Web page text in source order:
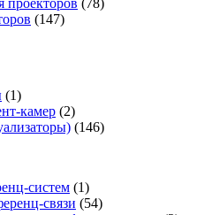
проекторов (78)
(147)
(1)
камер (2)
(146)
систем (1)
связи (54)